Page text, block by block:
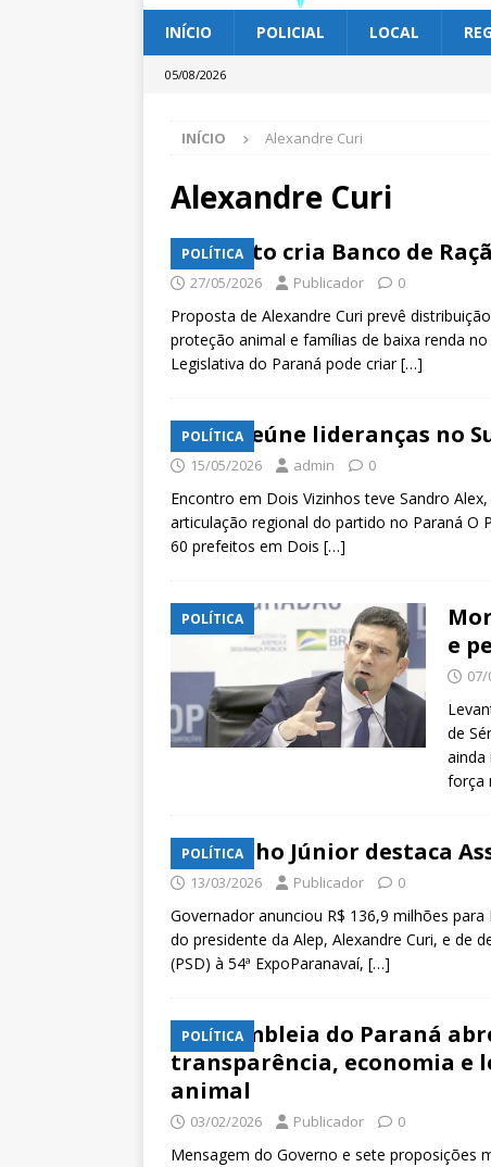
INÍCIO POLICIAL LOCAL
05/08/2026
INÍCIO Alexandre Curi
Alexandre Curi
POLÍTICA
Projeto cria Banco de
27/05/2026 Publicador 0
Proposta de Alexandre Curi prevê
proteção animal e famílias de baixa renda
Legislativa do Paraná pode criar[…]
POLÍTICA
PSD reúne lideranças no
15/05/2026 admin 0
Encontro em Dois Vizinhos teve Sandro
articulação regional do partido no Paraná O
60 prefeitos em Dois […]
POLÍTICA
e
de
ainda
força
POLÍTICA
Ratinho Júnior destaca
13/03/2026 Publicador 0
Governador anunciou R$ 136,9 milhões
do presidente da Alep, Alexandre Curi, e de
(PSD) à 54ª ExpoParanavaí, […]
POLÍTICA
Assembleia do Paraná
transparência, economia e
animal
03/02/2026 Publicador 0
Mensagem do Governo e sete proposições